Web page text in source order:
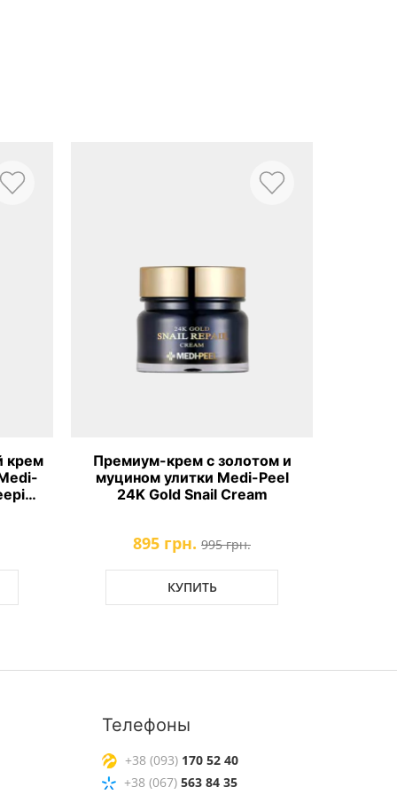
крем
Премиум-крем с золотом и
муцином улитки Medi-Peel
24K Gold Snail Cream
895 грн. 995 грн.
КУПИТЬ
Телефоны
+38 (093) 170 52 40
+38 (067) 563 84 35